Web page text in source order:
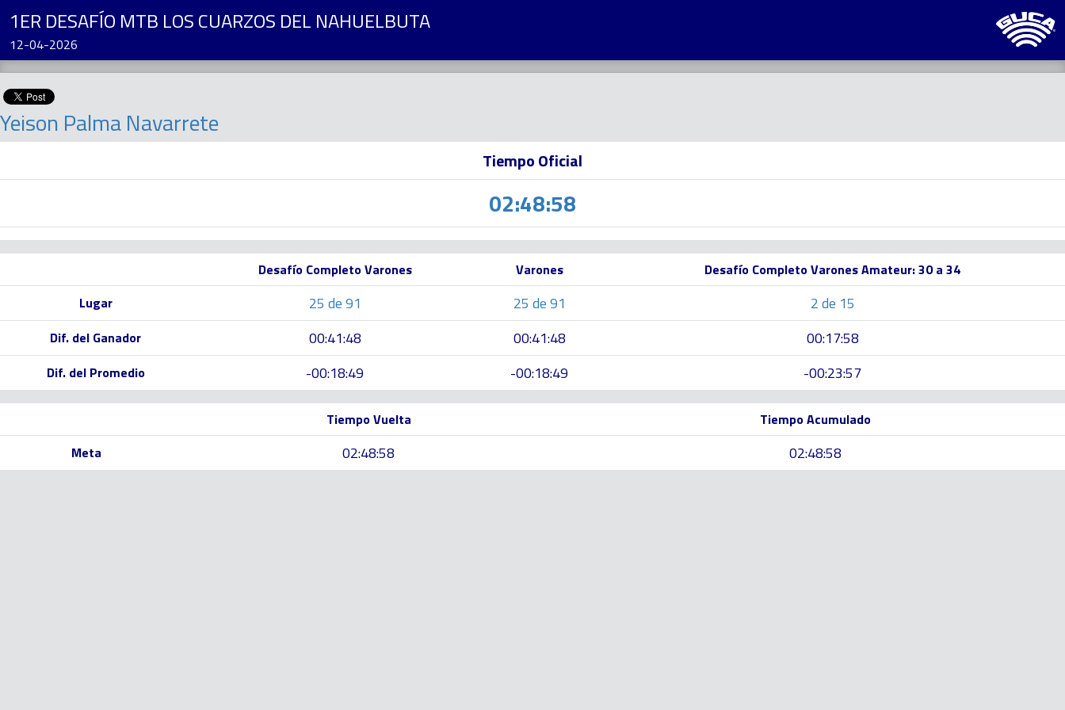
1ER DESAFÍO MTB LOS CUARZOS DEL NAHUELBUTA
12-04-2026
Yeison Palma Navarrete
Tiempo Oficial
02:48:58
Desafío Completo Varones Varones
Desafío Completo Varones Amateur: 30 a 34
Lugar
25 de 91 25 de 91 2 de 15
Dif. del Ganador 00:41:48 00:41:48 00:17:58
Dif. del Promedio -00:18:49 -00:18:49 -00:23:57
Tiempo Vuelta
Tiempo Acumulado
Meta
02:48:58 02:48:58